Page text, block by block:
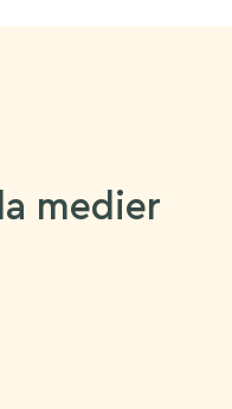
medier